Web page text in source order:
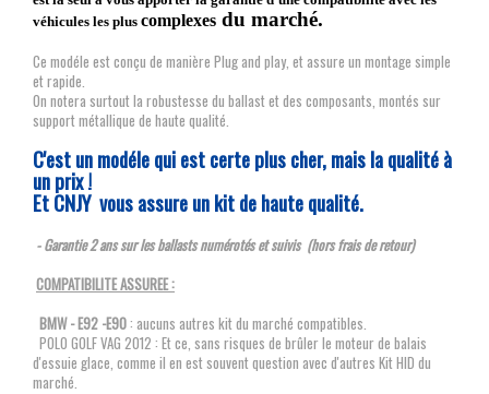
véhicules les plus complexes du marché.
Ce modéle est conçu de manière Plug and play, et assure un montage simple
et rapide.
On notera surtout la robustesse du ballast et des composants, montés sur
support métallique de haute qualité.
C'est un modéle qui est certe plus cher, mais la qualité à
un prix !
Et CNJY vous assure un kit de haute qualité.
- Garantie 2 ans sur les ballasts numérotés et suivis (hors frais de retour)
COMPATIBILITE ASSUREE :
BMW - E92 -E90: aucuns autres kit du marché compatibles.
POLO GOLF VAG 2012 : Et ce, sans risques de brûler le moteur de balais
d'essuie glace, comme il en est souvent question avec d'autres Kit HID du
marché.